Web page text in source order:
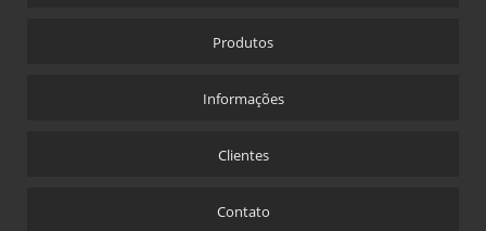
Produtos
Informações
Clientes
Contato